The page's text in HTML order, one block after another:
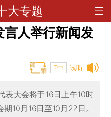
大专题
言人举行新闻发
试听
T中
表大会将于16日上午10时
10月16日至10月22日。